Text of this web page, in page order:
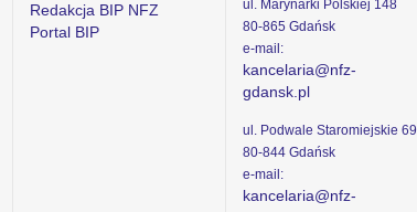
Redakcja BIP NFZ
Portal BIP
ul. Marynarki Polskiej 148
80-865 Gdańsk
e-mail:
kancelaria@nfz-
gdansk.pl
ul. Podwale Staromiejskie 69
80-844 Gdańsk
e-mail:
kancelaria@nfz-